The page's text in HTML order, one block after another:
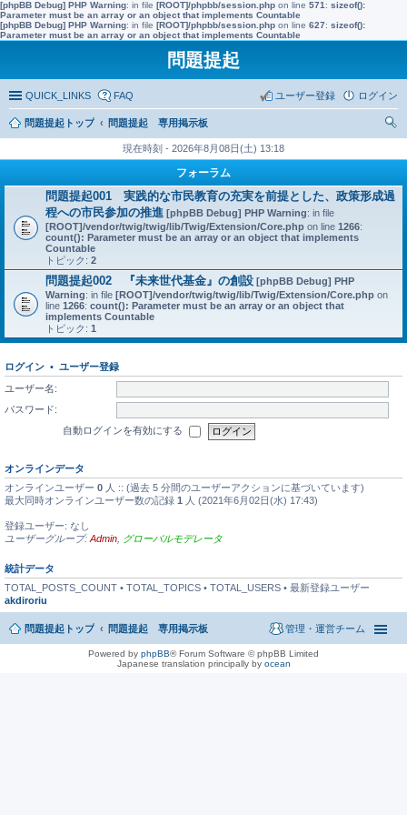
[phpBB Debug] PHP Warning: in file [ROOT]/phpbb/session.php on line 571 : sizeof():
Parameter must be an array or an object that implements Countable
[phpBB Debug] PHP Warning: in file [ROOT]/phpbb/session.php on line 627: sizeof():
Parameter must be an array or an object that implements Countable
問題提起
QUICK_LINKS FAQ ログイン
ユーザー登録
問題提起トップ
問題提起 専用掲示板
現在時刻 - 2026年8月08日(土) 13:18
フォーラム
問題提起001 実践的な市民教育の充実を前提とした、政策形成過
程への市民参加の推進 [phpBB Debug] PHP Warning: in file
[ROOT]/vendor/twig/twig/lib/Twig/Extension/Core.php on line 1266:
count(): Parameter must be an array or an object that implements
Countable
トピック: 2
問題提起002 『未来世代基金』の創設 [phpBB Debug] PHP
Warning: in file [ROOT]/vendor/twig/twig/lib/Twig/Extension/Core.php on
line 1266: count(): Parameter must be an array or an object that
implements Countable
トピック: 1
ログイン • ユーザー登録
ユーザー名:
パスワード:
自動ログインを有効にする
オンラインデータ
オンラインユーザー 0 人 :: (過去 5 分間のユーザーアクションに基づいています)
最大同時オンラインユーザー数の記録 1 人 (2021年6月02日(水) 17:43)
登録ユーザー: なし
ユーザーグループ: Admin グローバルモデレータ
統計データ
TOTAL_POSTS_COUNT • TOTAL_TOPICS • TOTAL_USERS • 最新登録ユーザー
akdiroriu
問題提起トップ 問題提起 専用掲示板 管理・運営チーム
Powered by phpBB® Forum Software © phpBB Limited
Japanese translation principally by ocean